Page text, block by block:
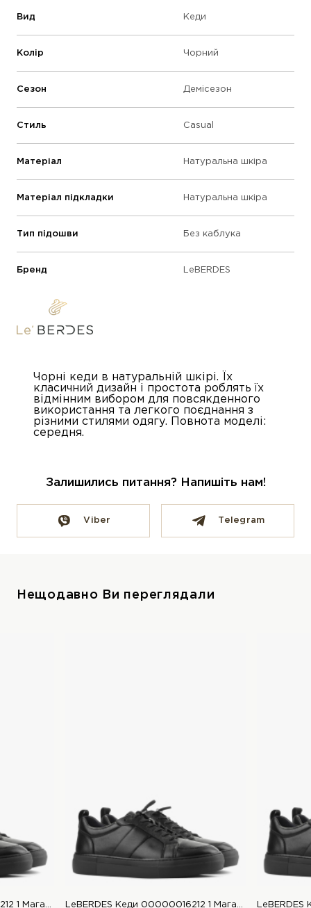
Вид Кеди
Колір Чорний
Сезон Демісезон
Стиль Casual
Матеріал Натуральна шкіра
Матеріал підкладки Натуральна шкіра
Тип підошви Без каблука
Бренд LeBERDES
Чорні кеди в натуральній шкірі. Їх
класичний дизайн і простота роблять їх
відмінним вибором для повсякденного
використання та легкого поєднання з
різними стилями одягу. Повнота моделі:
середня.
Залишились питання? Напишіть нам!
Viber Telegram
Нещодавно Ви переглядали